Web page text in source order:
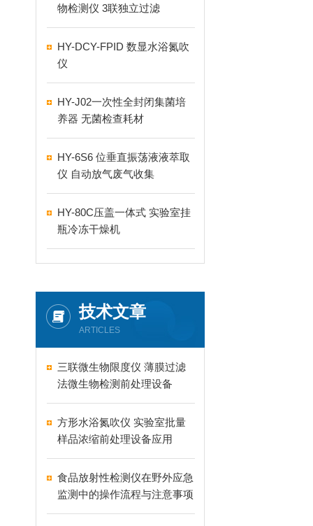
物检测仪 3联独立过滤
HY-DCY-FPID 数显水浴氮吹
仪
HY-J02一次性全封闭集菌培
养器 无菌检查耗材
HY-6S6 位垂直振荡液液萃取
仪 自动放气废气收集
HY-80C压盖一体式 实验室挂
瓶冷冻干燥机
技术文章
ARTICLES
三联微生物限度仪 薄膜过滤
法微生物检测前处理设备
方形水浴氮吹仪 实验室批量
样品浓缩前处理设备应用
食品放射性检测仪在野外应急
监测中的操作流程与注意事项